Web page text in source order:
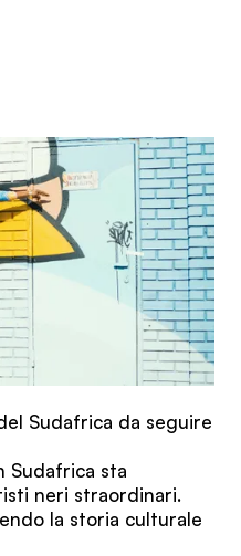
Sudafrica da seguire
Sudafrica sta
neri straordinari.
la storia culturale